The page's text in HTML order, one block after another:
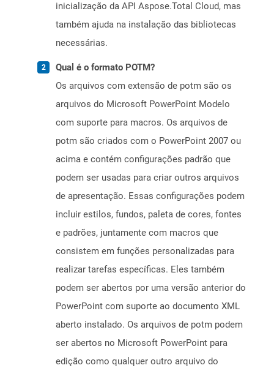
inicialização da API Aspose.Total Cloud, mas
também ajuda na instalação das bibliotecas
necessárias.
Qual é o formato POTM?
Os arquivos com extensão de potm são os
arquivos do Microsoft PowerPoint Modelo
com suporte para macros. Os arquivos de
potm são criados com o PowerPoint 2007 ou
acima e contém configurações padrão que
podem ser usadas para criar outros arquivos
de apresentação. Essas configurações podem
incluir estilos, fundos, paleta de cores, fontes
e padrões, juntamente com macros que
consistem em funções personalizadas para
realizar tarefas específicas. Eles também
podem ser abertos por uma versão anterior do
PowerPoint com suporte ao documento XML
aberto instalado. Os arquivos de potm podem
ser abertos no Microsoft PowerPoint para
edição como qualquer outro arquivo do